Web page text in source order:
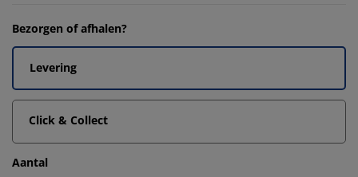
Bezorgen of afhalen?
Levering
Click & Collect
Aantal